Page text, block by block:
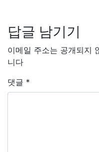
답글 남기기
이메일 주소는 공개되지
니다
댓글 *